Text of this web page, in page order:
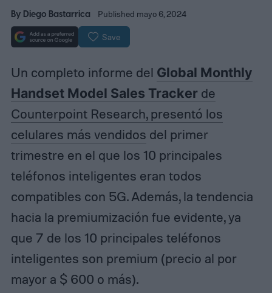
By Diego Bastarrica Published mayo 6, 2024
Save
Un completo informe del Global Monthly
Handset Model Sales Trackerde
Counterpoint Research, presentó los
celulares más vendidos del primer
trimestre en el que los 10 principales
teléfonos inteligentes eran todos
compatibles con 5G. Además, la tendencia
hacia la premiumización fue evidente, ya
que 7 de los 10 principales teléfonos
inteligentes son premium (precio al por
mayor a $ 600 o más).